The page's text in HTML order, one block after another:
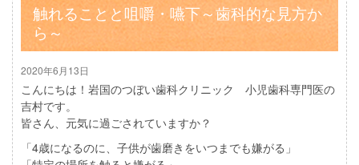
触れることと咀嚼・嚥下～歯科的な見方か
ら～
2020年6月13日
こんにちは！岩国のつぼい歯科クリニック 小児歯科専門医の
吉村です。
皆さん、元気に過ごされていますか？
「4歳になるのに、子供が歯磨きをいつまでも嫌がる」